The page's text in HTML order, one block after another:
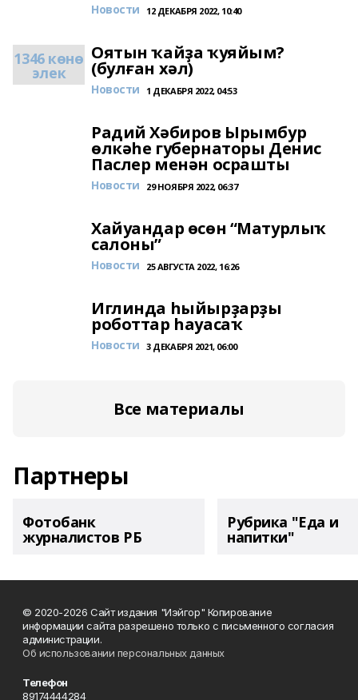
Новости 12 ДЕКАБРЯ 2022, 10:40
1346 көнө
элек
Оятын ҡайҙа ҡуяйым?
(булған хәл)
Новости 1 ДЕКАБРЯ 2022, 04:53
Радий Хәбиров Ырымбур
өлкәһе губернаторы Денис
Паслер менән осрашты
Новости 29 НОЯБРЯ 2022, 06:37
Хайуандар өсөн “Матурлыҡ
салоны”
Новости 25 АВГУСТА 2022, 16:26
Иглинда һыйырҙарҙы
роботтар һауасаҡ
Новости 3 ДЕКАБРЯ 2021, 06:00
Все материалы
Партнеры
Фотобанк
журналистов РБ
Рубрика "Еда и
напитки"
© 2020-2026 Сайт издания "Иэйгор" Копирование
информации сайта разрешено только с письменного согласия
администрации.
Об использовании персональных данных
Телефон
89174444284